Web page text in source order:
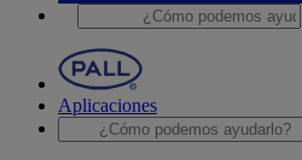
Aplicaciones